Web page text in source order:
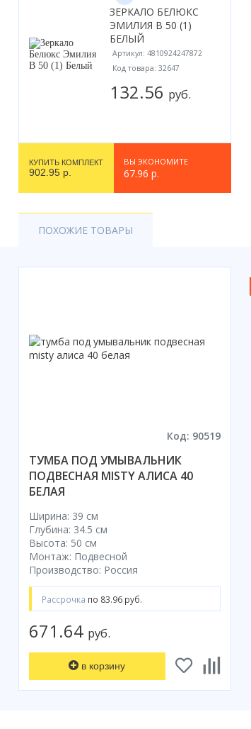
ЗЕРКАЛО БЕЛЮКС
ЭМИЛИЯ В 50 (1)
БЕЛЫЙ
Артикул: 4810924247872
Код товара: 32647
132.56 руб.
КУПИТЬ КОМПЛЕКТ
902.95 р.
ВЫ ЭКОНОМИТЕ
67.96 р.
ПОХОЖИЕ ТОВАРЫ
Код: 90519
ТУМБА ПОД УМЫВАЛЬНИК
ПОДВЕСНАЯ MISTY АЛИСА 40
БЕЛАЯ
Ширина: 39 см
Глубина: 34.5 см
Высота: 50 см
Монтаж: Подвесной
Производство: Россия
Рассрочка по 83.96 руб.
671.64 руб.
в корзину